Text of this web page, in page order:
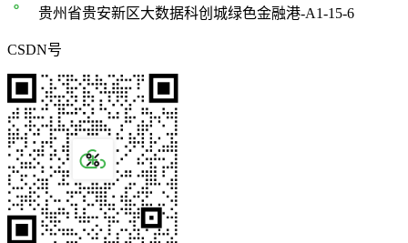
贵州省贵安新区大数据科创城绿色金融港-A1-15-6
CSDN号